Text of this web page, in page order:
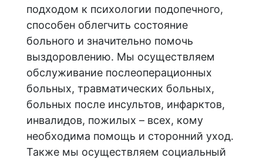
подходом к психологии подопечного,
способен облегчить состояние
больного и значительно помочь
выздоровлению. Мы осуществляем
обслуживание послеоперационных
больных, травматических больных,
больных после инсультов, инфарктов,
инвалидов, пожилых – всех, кому
необходима помощь и сторонний уход.
Также мы осуществляем социальный